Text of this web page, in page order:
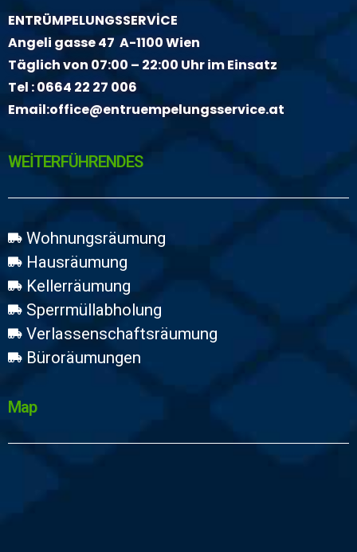
ENTRÜMPELUNGSSERVİCE
Angeli gasse 47 A-1100 Wien
Täglich von 07:00 – 22:00 Uhr im Einsatz
Tel :0664 22 27 006
Email:office@entruempelungsservice.at
WEİTERFÜHRENDES
Wohnungsräumung
Hausräumung
Kellerräumung
Sperrmüllabholung
Verlassenschaftsräumung
Büroräumungen
Map